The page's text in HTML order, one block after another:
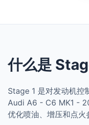
什么是
Stage 1 是对发动机控
Audi A6 - C6 MK1 -
优化喷油、增压和点火